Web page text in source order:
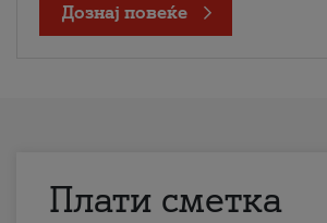
Дознај повеќе
Плати сметка